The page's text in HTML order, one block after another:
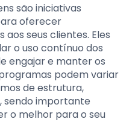
são iniciativas
oferecer
seus clientes. Eles
o uso contínuo dos
engajar e manter os
podem variar
de estrutura,
sendo importante
o melhor para o seu